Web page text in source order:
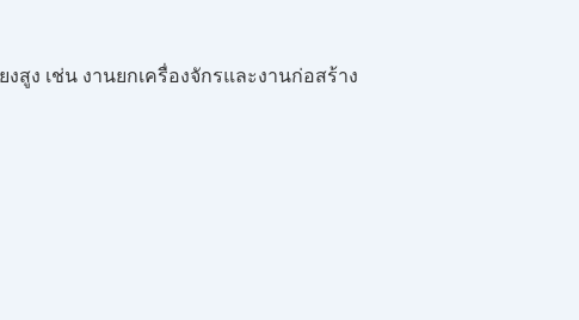
ง เช่น งานยกเครื่องจักรและงานก่อสร้าง